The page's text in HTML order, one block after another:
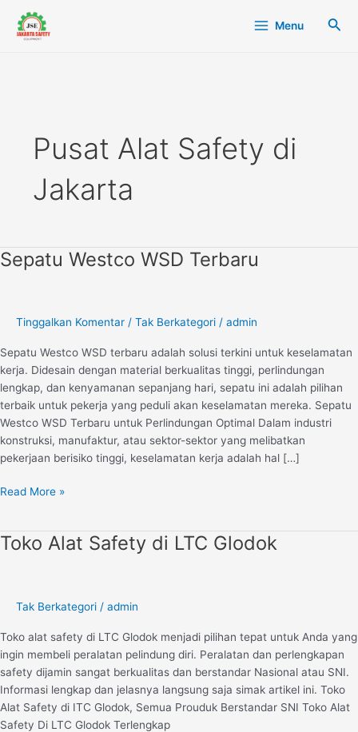
konten
Menu Cari
Pusat Alat Safety di
Jakarta
Sepatu Westco WSD Terbaru
Tinggalkan Komentar / Tak Berkategori / admin
Sepatu Westco WSD terbaru adalah solusi terkini untuk keselamatan
kerja. Didesain dengan material berkualitas tinggi, perlindungan
lengkap, dan kenyamanan sepanjang hari, sepatu ini adalah pilihan
terbaik untuk pekerja yang peduli akan keselamatan mereka. Sepatu
Westco WSD Terbaru untuk Perlindungan Optimal Dalam industri
konstruksi, manufaktur, atau sektor-sektor yang melibatkan
pekerjaan berisiko tinggi, keselamatan kerja adalah hal […]
Sepatu
Westco
Read More »
Toko Alat Safety di LTC Glodok
Tak Berkategori / admin
Toko alat safety di LTC Glodok menjadi pilihan tepat untuk Anda yang
ingin membeli peralatan pelindung diri. Peralatan dan perlengkapan
safety dijamin sangat berkualitas dan berstandar Nasional atau SNI.
Informasi lengkap dan jelasnya langsung saja simak artikel ini. Toko
Alat Safety di ITC Glodok, Semua Prouduk Berstandar SNI Toko Alat
Safety Di LTC Glodok Terlengkap
Toko
LTC